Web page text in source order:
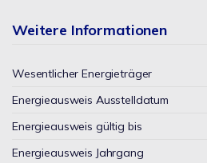
Weitere Informationen
Wesentlicher Energieträger
Energieausweis Ausstelldatum
Energieausweis gültig bis
Energieausweis Jahrgang